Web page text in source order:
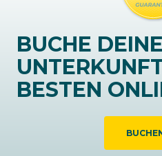
BUCHE DEINE
BESTEN